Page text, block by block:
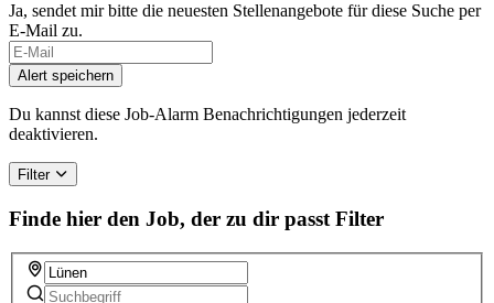
Ja, sendet mir bitte die neuesten Stellenangebote für diese Suche per
E-Mail zu.
If
you
are
a
human,
this
field
Alert speichern
Du kannst diese Job-Alarm Benachrichtigungen jederzeit
deaktivieren.
Filter
Finde hier den Job, der zu dir passt Filter